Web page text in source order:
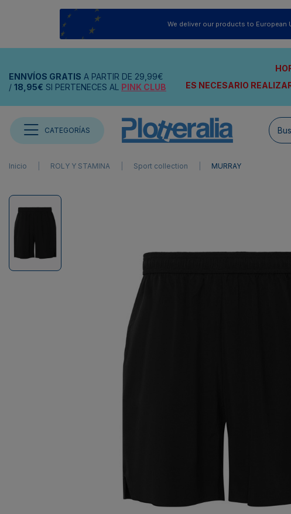
We deliver our products to European
ENNVÍOS GRATIS A PARTIR DE 29,99€
/ 18,95€ SI PERTENECES AL PINK CLUB
ES NECESARIO
CATEGORÍAS
Inicio ROLY Y STAMINA Sport collection MURRAY